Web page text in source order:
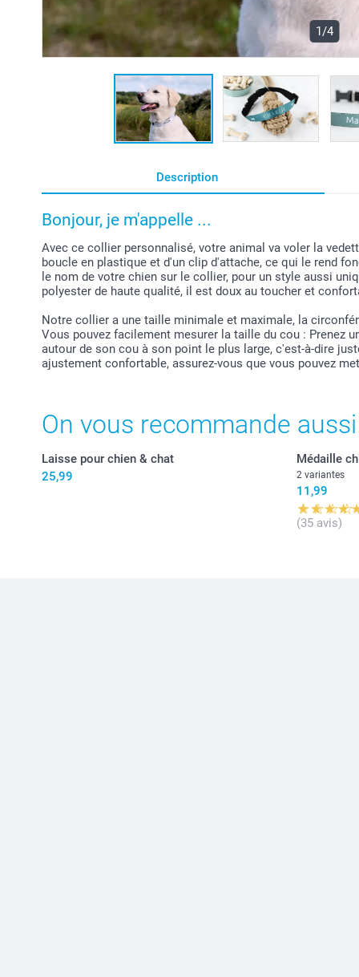
1/4
Description
Bonjour, je m'appelle ...
Avec ce collier personnalisé, votre animal va voler la
boucle en plastique et d'un clip d'attache, ce qui le rend
le nom de votre chien sur le collier, pour un style aussi
polyester de haute qualité, il est doux au toucher et
Notre collier a une taille minimale et maximale, la
Vous pouvez facilement mesurer la taille du cou : Prenez
autour de son cou à son point le plus large, c'est-à-dire
ajustement confortable, assurez-vous que vous pouvez
On vous recommande aussi
Laisse pour chien & chat
25,99
Médaille
2 variantes
11,99
(35 avis)